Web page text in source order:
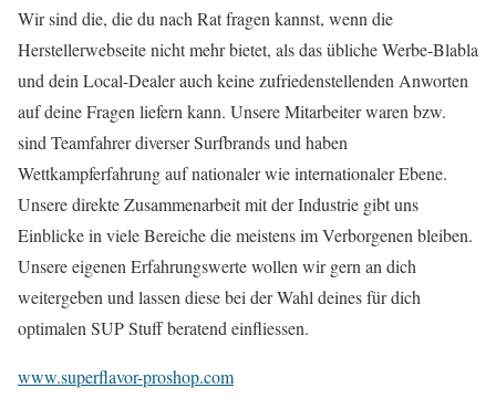
Wir sind die, die du nach Rat fragen kannst, wenn die
Herstellerwebseite nicht mehr bietet, als das übliche Werbe-Blabla
und dein Local-Dealer auch keine zufriedenstellenden Anworten
auf deine Fragen liefern kann. Unsere Mitarbeiter waren bzw.
sind Teamfahrer diverser Surfbrands und haben
Wettkampferfahrung auf nationaler wie internationaler Ebene.
Unsere direkte Zusammenarbeit mit der Industrie gibt uns
Einblicke in viele Bereiche die meistens im Verborgenen bleiben.
Unsere eigenen Erfahrungswerte wollen wir gern an dich
weitergeben und lassen diese bei der Wahl deines für dich
optimalen SUP Stuff beratend einfliessen.
www.superflavor-proshop.com